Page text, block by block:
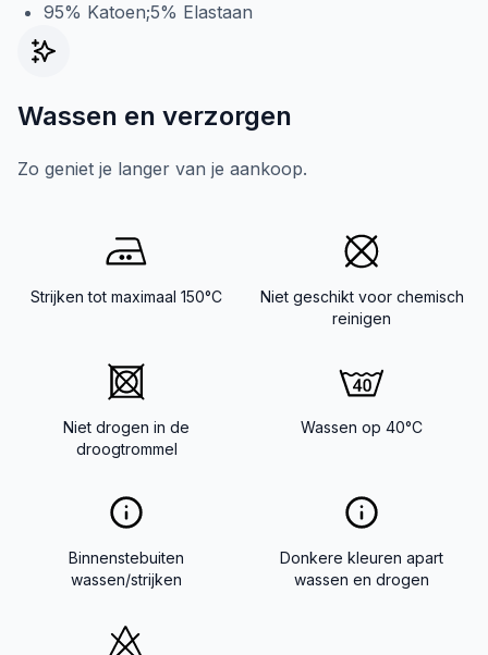
95% Katoen;5% Elastaan
Wassen en verzorgen
Zo geniet je langer van je aankoop.
Strijken tot maximaal 150°C
Niet geschikt voor chemisch
reinigen
Niet drogen in de
droogtrommel
Wassen op 40°C
Binnenstebuiten
wassen/strijken
Donkere kleuren apart
wassen en drogen